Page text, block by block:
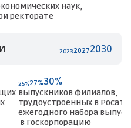
наук,
ректорате
202320272030
25%27%30%
выпускников филиалов,
трудоустроенных в
ежегодного набора
в Госкорпорацию